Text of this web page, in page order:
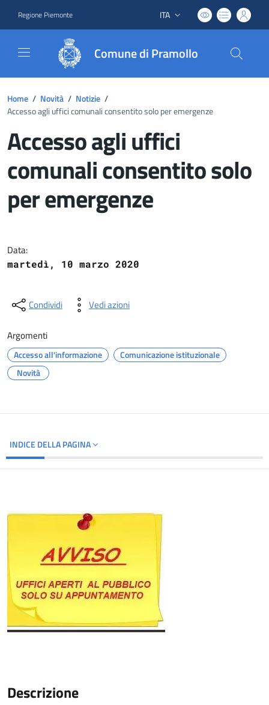
Regione Piemonte Lingua attiva:
ITA
Comune di Pramollo
Home / Novità / Notizie /
Accesso agli uffici comunali consentito solo per emergenze
Accesso agli uffici
comunali consentito solo
per emergenze
Data:
martedì, 10 marzo 2020
Condividi Vedi azioni
Argomenti
Accesso all'informazione
Comunicazione istituzionale
Novità
INDICE DELLA PAGINA
Descrizione